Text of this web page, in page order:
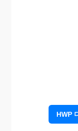
6. 귀하께서
무엇입니까?
① 요금제 저
HWP